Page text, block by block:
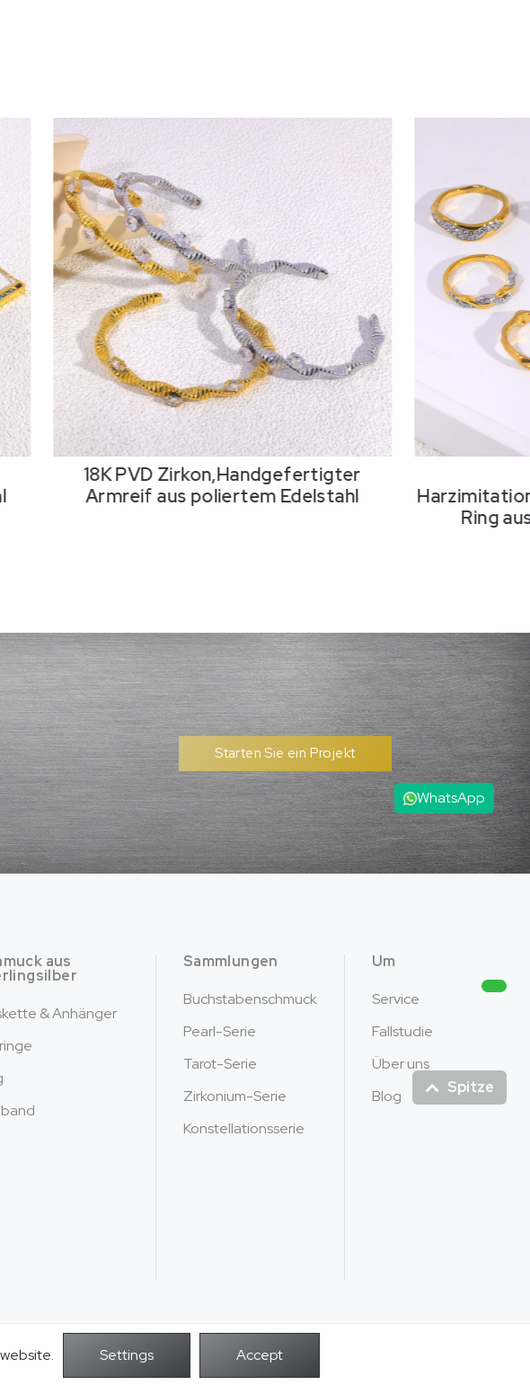
18K PVD Zirkon,Handgefertigter
Armreif aus poliertem Edelstahl
Ring
Spitze
Starten Sie ein Projekt
aus
& Anhänger
Sammlungen
Buchstabenschmuck
Pearl-Serie
Tarot-Serie
Zirkonium-Serie
Konstellationsserie
Um
Service
Fallstudie
Über uns
Blog
Jewelry - Alle Rechte vorbehalten.
POWER BY
WhatsApp